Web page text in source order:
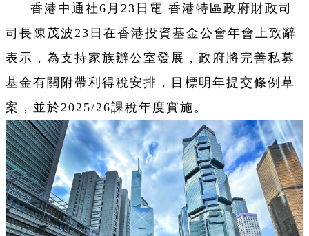
香港中通社6月23日電 香港特區政府財政司
司長陳茂波23日在香港投資基金公會年會上致辭
表示，為支持家族辦公室發展，政府將完善私募
基金有關附帶利得稅安排，目標明年提交條例草
案，並於2025/26課稅年度實施。